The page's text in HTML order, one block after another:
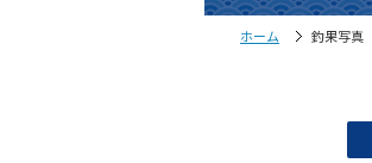
ホーム 釣果写真